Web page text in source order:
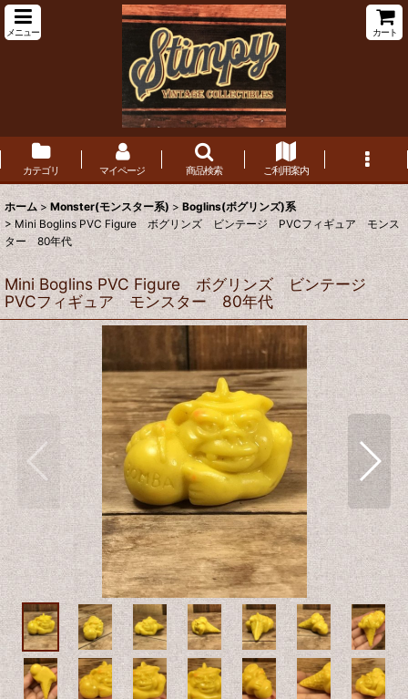
メニュー カート
カテゴリ マイページ 商品検索 ご利用案内
ホーム > Monster(モンスター系) > Boglins(ボグリンズ)系
> Mini Boglins PVC Figure ボグリンズ ビンテージ PVCフィギュア モンス
ター 80年代
Mini Boglins PVC Figure ボグリンズ ビンテージ
PVCフィギュア モンスター 80年代